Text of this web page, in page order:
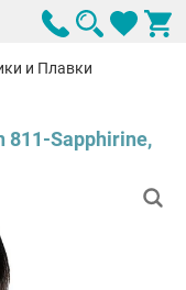
и Плавки
811-Sapphirine,